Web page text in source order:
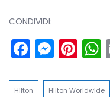
CONDIVIDI:
Hilton Hilton Worldwide